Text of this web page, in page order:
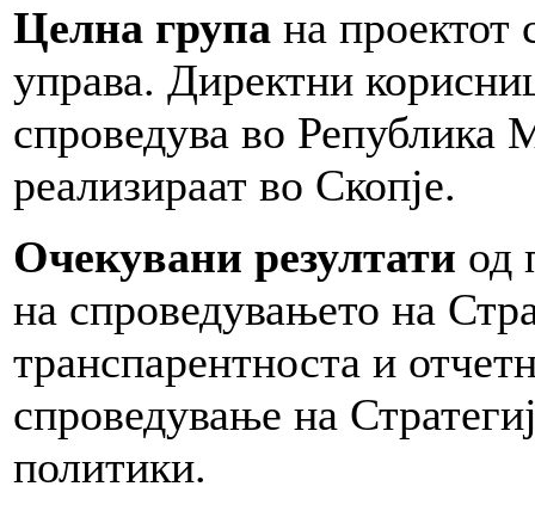
Целна група на проектот
управа. Директни
спроведува во Република
реализираат во Скопје.
Oчекувани резултати од
на спроведувањето на
транспарентноста и
спроведување на
политики.